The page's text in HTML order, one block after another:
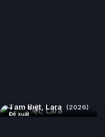
Đề xuất
Tạm Biệt, Lara (2026)